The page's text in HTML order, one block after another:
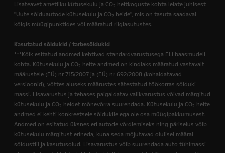
Lisateavet ametliku kütusekulu ja CO2 heitkoguste kohta leiate juhisest
"Uute sõiduautode kütusekulu ja CO2 heide", mis on tasuta saadaval
kõigis müügipunktides või määratud riigiasutustes.
Kasutatud sõidukid / tarbesõidukid
***Kõik esitatud andmed kehtivad standardvarustusega ELi baasmudeli
kohta. Kütusekulu ja CO2 heite andmed on kindlaks määratud vastavalt
määrustele (EÜ) nr 715/2007 ja (EÜ) nr 692/2008 (kohaldatavad
versioonid), võttes aluseks määrustes sätestatud töökorras sõiduki
massi. Lisavarustus ja tehases paigaldatav valikvarustus võivad märgitud
kütusekulu ja CO2 heidet mõnevõrra suurendada. Kütusekulu ja CO2 heite
andmed ei kehti konkreetsele sõidukile ega ole osa müügipakkumusest.
Andmed on esitatud üksnes eri autode võrdlemiseks ning päriselus võib
kütusekulu märgitust erineda, kuna seda mõjutavad olulisel määral
sõidustiil ja kasutusolud. Lisavarustus võib suurendada auto tühimassi